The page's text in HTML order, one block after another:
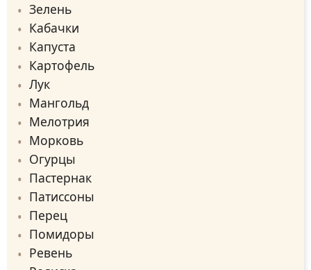
Зелень
Кабачки
Капуста
Картофель
Лук
Мангольд
Мелотрия
Морковь
Огурцы
Пастернак
Патиссоны
Перец
Помидоры
Ревень